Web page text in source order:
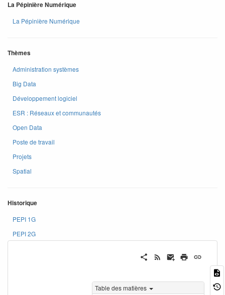
La Pépinière Numérique
La Pépinière Numérique
Thèmes
Administration systèmes
Big Data
Développement logiciel
ESR : Réseaux et communautés
Open Data
Poste de travail
Projets
Spatial
Historique
PEPI 1G
PEPI 2G
Table des matières